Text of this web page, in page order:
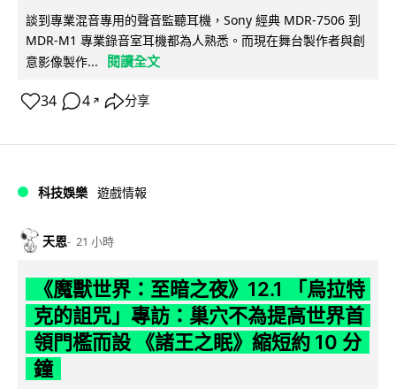
談到專業混音專用的聲音監聽耳機，Sony 經典 MDR-7506 到
MDR-M1 專業錄音室耳機都為人熟悉。而現在舞台製作者與創
意影像製作...
閱讀全文
34 4 ↗ 分享
科技娛樂 遊戲情報
天恩 21 小時
《魔獸世界：至暗之夜》12.1 「烏拉特
克的詛咒」專訪：巢穴不為提高世界首
領門檻而設 《諸王之眠》縮短約 10 分
鐘